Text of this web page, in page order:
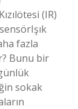
(IR)
fazla
Bunu bir
sokak